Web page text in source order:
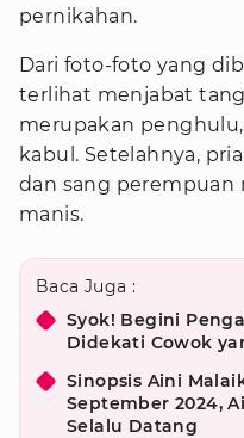
pernikahan.
Dari foto-foto yang
terlihat menjabat
merupakan
kabul. Setelahnya,
dan sang perempuan
manis.
Baca Juga :
Syok! Begini
Didekati Cowok
Sinopsis Aini
September 2024,
Selalu Datang